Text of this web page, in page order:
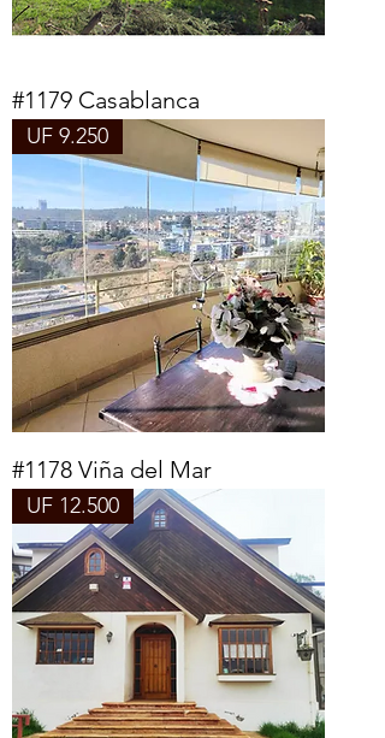
#1179 Casablanca
UF 9.250
#1178 Viña del Mar
UF 12.500